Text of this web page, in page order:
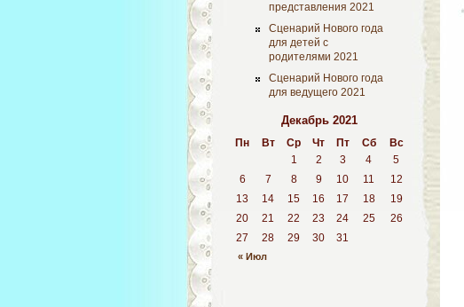
представления 2021
Сценарий Нового года
для детей с
родителями 2021
Сценарий Нового года
для ведущего 2021
Декабрь 2021
Пн Вт Ср Чт Пт Сб Вс
« Июл
1 2 3 4
5
6
7 8 9 10 11
12
13
14 15 16 17 18
19
20
21 22 23 24 25
26
27
28 29 30 31